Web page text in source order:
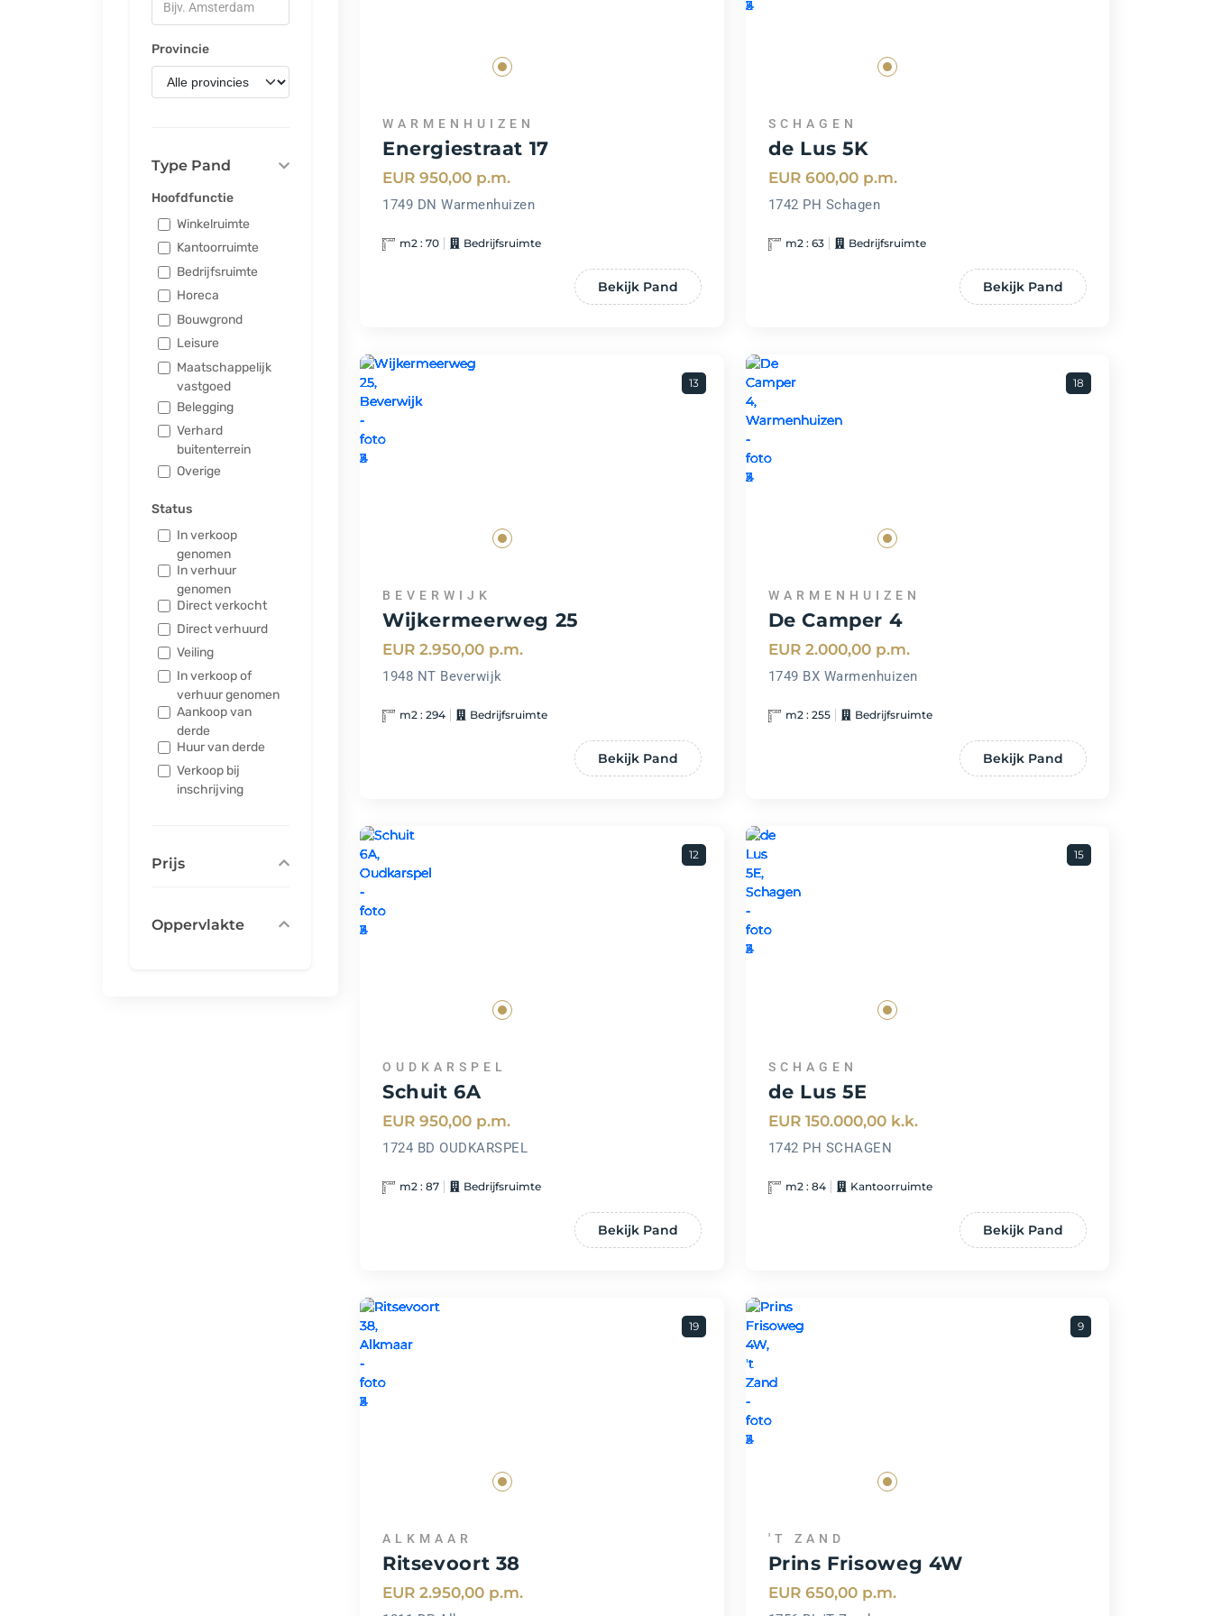
Provincie
Type Pand
Hoofdfunctie
Winkelruimte
Kantoorruimte
Bedrijfsruimte
Horeca
Bouwgrond
Leisure
Maatschappelijk
vastgoed
Belegging
Verhard
buitenterrein
Overige
Status
In verkoop
genomen
In verhuur
genomen
Direct verkocht
Direct verhuurd
Veiling
In verkoop of
verhuur genomen
Aankoop van
derde
Huur van derde
Verkoop bij
inschrijving
Prijs
Oppervlakte
WARMENHUIZEN
Energiestraat 17
EUR 950,00 p.m.
1749 DN Warmenhuizen
m2 : 70 Bedrijfsruimte
Bekijk Pand
SCHAGEN
de Lus 5K
EUR 600,00p.m.
1742 PH Schagen
m2 : 63 Bedrijfsruimte
Bekijk Pand
13
BEVERWIJK
Wijkermeerweg 25
EUR 2.950,00 p.m.
1948 NT Beverwijk
m2 : 294 Bedrijfsruimte
Bekijk Pand
18
WARMENHUIZEN
De Camper 4
EUR 2.000,00p.m.
1749 BX Warmenhuizen
m2 : 255 Bedrijfsruimte
Bekijk Pand
12
OUDKARSPEL
Schuit 6A
EUR 950,00 p.m.
1724 BD OUDKARSPEL
m2 : 87 Bedrijfsruimte
Bekijk Pand
15
SCHAGEN
de Lus 5E
EUR 150.000,00k.k.
1742 PH SCHAGEN
m2 : 84 Kantoorruimte
Bekijk Pand
19
ALKMAAR
Ritsevoort 38
EUR 2.950,00 p.m.
9
'T ZAND
Prins Frisoweg 4W
EUR 650,00p.m.